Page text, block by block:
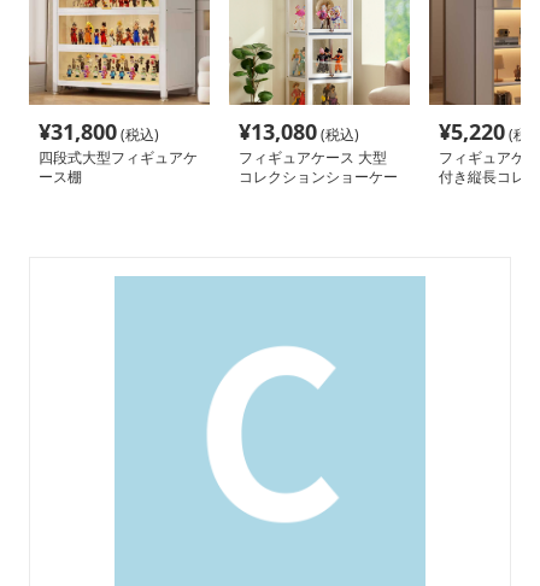
¥31,800(税込)
四段式大型フィギュアケ
ース棚
¥13,080(税込)
フィギュアケース 大型
コレクションショーケー
¥5,220(税
フィギュアケ
付き縦長コレ